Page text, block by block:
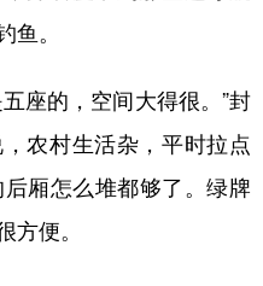
。
座的，空间大得很。”封
农村生活杂，平时拉点
厢怎么堆都够了。绿牌
便。